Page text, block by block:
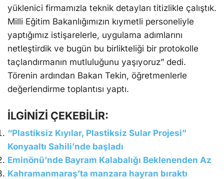
yüklenici firmamızla teknik detayları titizlikle çalıştık.
Milli Eğitim Bakanlığımızın kıymetli personeliyle
yaptığımız istişarelerle, uygulama adımlarını
netleştirdik ve bugün bu birlikteliği bir protokolle
taçlandırmanın mutluluğunu yaşıyoruz” dedi.
Törenin ardından Bakan Tekin, öğretmenlerle
değerlendirme toplantısı yaptı.
İLGİNİZİ ÇEKEBİLİR:
“Plastiksiz Kıyılar, Plastiksiz Sular Projesi”
Konyaaltı Sahili’nde başladı
Eminönü’nde Bayram Kalabalığı Beklenenden Az
Kahramanmaraş’ta manzara hayran bıraktı